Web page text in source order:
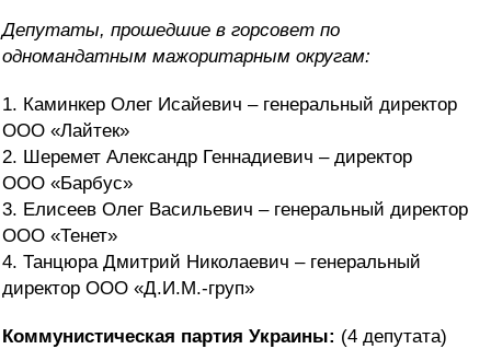
Депутаты, прошедшие в горсовет по
одномандатным мажоритарным округам:
1. Каминкер Олег Исайевич – генеральный директор
ООО «Лайтек»
2. Шеремет Александр Геннадиевич – директор
ООО «Барбус»
3. Елисеев Олег Васильевич – генеральный директор
ООО «Тенет»
4. Танцюра Дмитрий Николаевич – генеральный
директор ООО «Д.И.М.-груп»
Коммунистическая партия Украины: (4 депутата)